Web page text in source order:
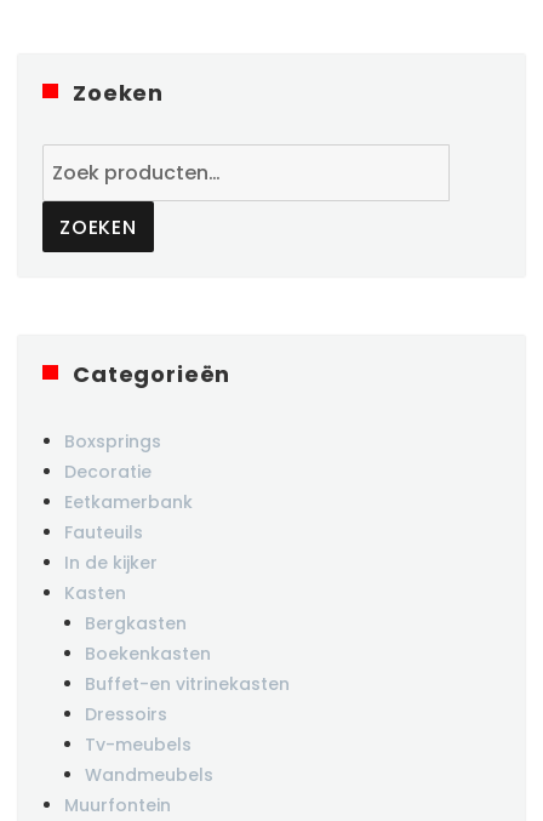
Zoeken
ZOEKEN
Categorieën
Boxsprings
Decoratie
Eetkamerbank
Fauteuils
In de kijker
Kasten
Bergkasten
Boekenkasten
Buffet-en vitrinekasten
Dressoirs
Tv-meubels
Wandmeubels
Muurfontein